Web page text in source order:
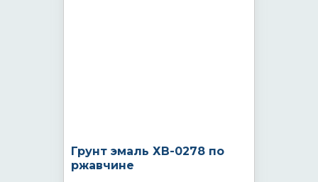
Грунт эмаль ХВ-0278 по
ржавчине